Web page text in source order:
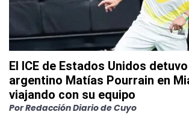
El ICE de Estados Unidos
argentino Matías Pourrain en
viajando con su equipo
PorRedacción Diario de Cuyo